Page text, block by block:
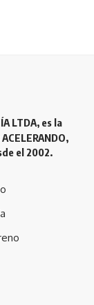
LTDA, es la
el 2002.